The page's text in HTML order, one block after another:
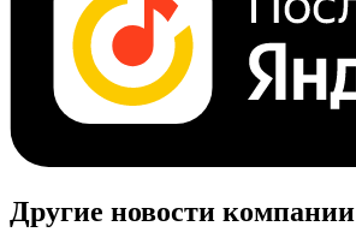
Другие новости компании